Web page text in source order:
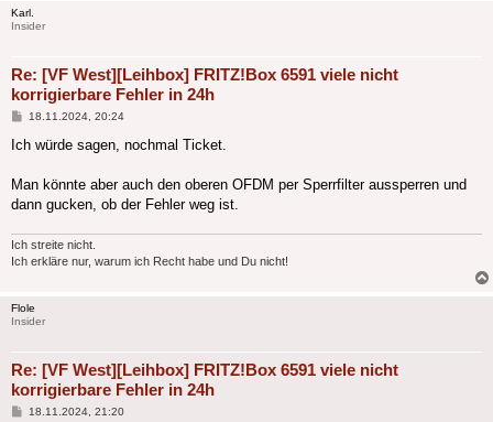
Karl.
Insider
Re: [VF West][Leihbox] FRITZ!Box 6591 viele nicht
korrigierbare Fehler in 24h
Beitrag
18.11.2024, 20:24
Ich würde sagen, nochmal Ticket.
Man könnte aber auch den oberen OFDM per Sperrfilter aussperren und
dann gucken, ob der Fehler weg ist.
Ich streite nicht.
Ich erkläre nur, warum ich Recht habe und Du nicht!
Flole
Insider
Re: [VF West][Leihbox] FRITZ!Box 6591 viele nicht
korrigierbare Fehler in 24h
Beitrag
18.11.2024, 21:20